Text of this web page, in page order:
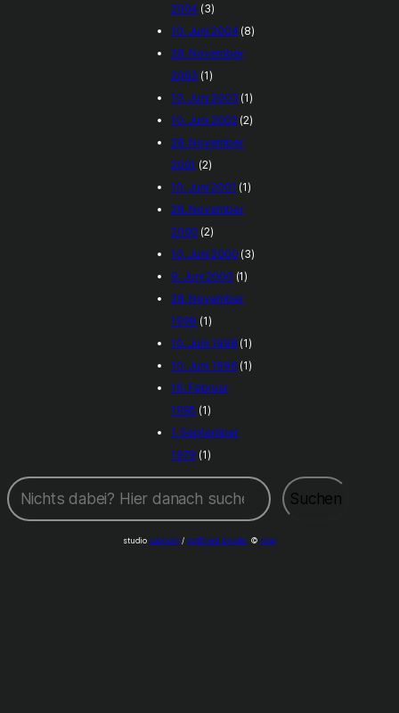
2004 (3)
10. Juni 2004(8)
28. November
2003 (1)
10. Juni 2003 (1)
10. Juni 2002 (2)
28. November
2001 (2)
10. Juni 2001 (1)
28. November
2000 (2)
10. Juni 2000 (3)
9. Juni 2000 (1)
28. November
1999 (1)
10. Juni 1998 (1)
10. Juni 1996 (1)
16. Februar
1995 (1)
1. September
1979 (1)
Suchen
Suchen
studio caohom /gottfried binder © now